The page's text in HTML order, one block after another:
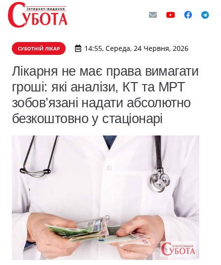
СУБОТНІЙ ЛІКАР 14:55, Середа, 24 Червня, 2026
Лікарня не має права вимагати
гроші: які аналізи, КТ та МРТ
зобов’язані надати абсолютно
безкоштовно у стаціонарі